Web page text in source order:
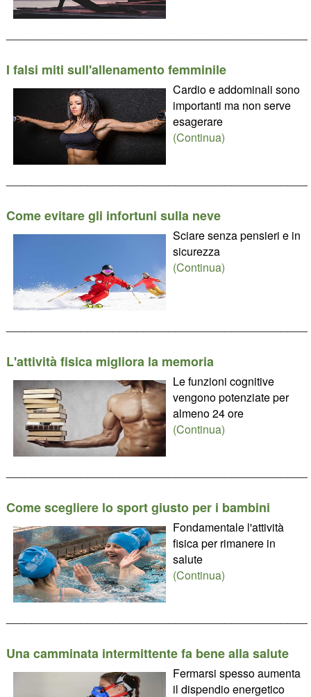
I falsi miti sull'allenamento femminile
Cardio e addominali sono
importanti ma non serve
esagerare
(Continua)
Come evitare gli infortuni sulla neve
Sciare senza pensieri e in
sicurezza
(Continua)
L'attività fisica migliora la memoria
Le funzioni cognitive
vengono potenziate per
almeno 24 ore
(Continua)
Come scegliere lo sport giusto per i bambini
Fondamentale l'attività
fisica per rimanere in
salute
(Continua)
Una camminata intermittente fa bene alla salute
Fermarsi spesso aumenta
il dispendio energetico